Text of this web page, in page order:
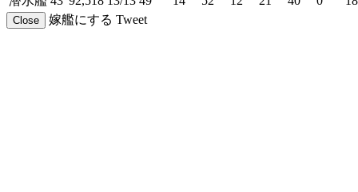
Close 嫁艦にする Tweet